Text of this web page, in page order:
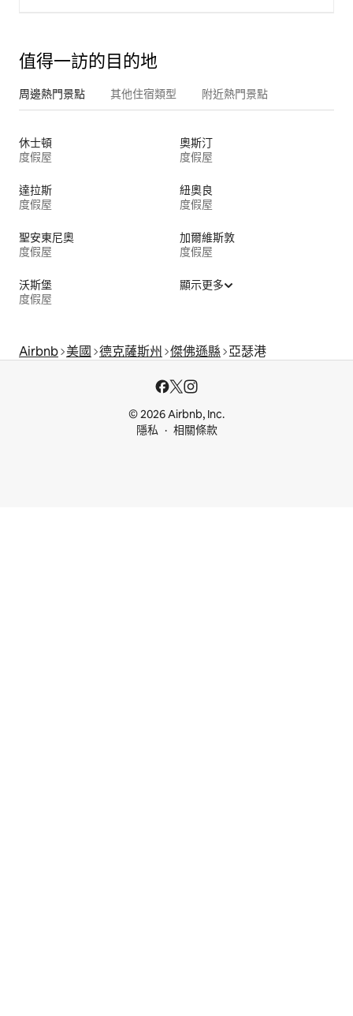
值得一訪的目的地
周邊熱門景點 其他住宿類型 附近熱門景點
休士頓
度假屋
奧斯汀
度假屋
達拉斯
度假屋
紐奧良
度假屋
聖安東尼奧
度假屋
加爾維斯敦
度假屋
沃斯堡
度假屋
顯示更多
Airbnb 美國 德克薩斯州 傑佛遜縣 亞瑟港
© 2026 Airbnb, Inc.
隱私
相關條款